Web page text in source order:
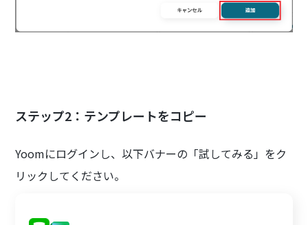
ステップ2：テンプレートをコピー
Yoomにログインし、以下バナーの「試してみる」をク
リックしてください。